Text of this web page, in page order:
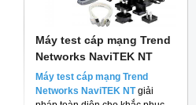
Máy test cáp mạng Trend
Networks NaviTEK NT
Máy test cáp mạng Trend
Networks NaviTEK NT giải